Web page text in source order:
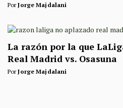
PorJorge Majdalani
La razón por la que
Real Madrid vs. Osasuna
PorJorge Majdalani